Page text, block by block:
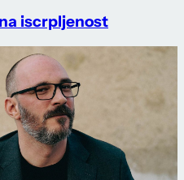
iscrpljenost